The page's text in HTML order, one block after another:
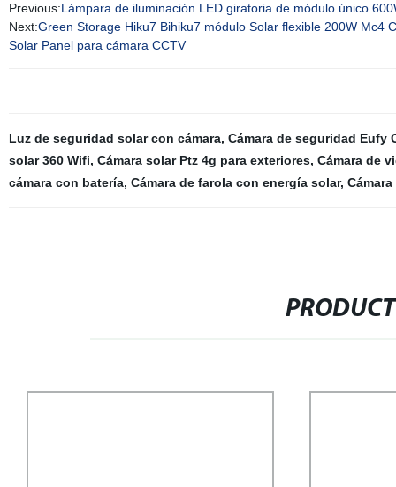
Previous:Lámpara de iluminación LED giratoria de módulo único
Next:Green Storage Hiku7 Bihiku7 módulo Solar flexible 200W Mc4
Solar Panel para cámara CCTV
Luz de seguridad solar con cámara, Cámara de seguridad Eufy
solar 360 Wifi, Cámara solar Ptz 4g para exteriores, Cámara de
cámara con batería, Cámara de farola con energía solar,